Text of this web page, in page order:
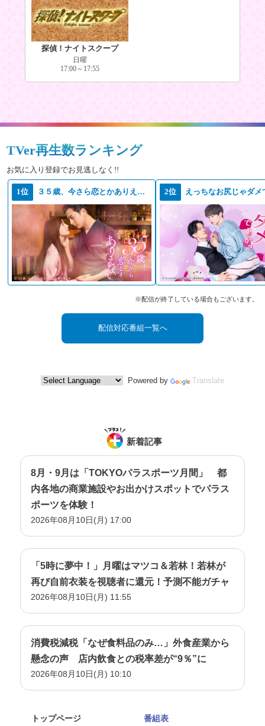
探偵！ナイトスクープ
日曜
17:00～17:55
TVer再生数ランキング
お気に入り登録でお見逃しなく!!
1位 ３５歳、今さら恋とかありえない 2位 えっちなお尻じゃダメ
※配信が終了している場合もございます。
配信対応番組一覧へ
Powered by Translate
新着記事
8月・9月は「TOKYOパラスポーツ月間」 都
内各地の商業施設やお出かけスポットでパラス
ポーツを体験！
2026年08月10日(月) 17:00
「5時に夢中！」月曜はマツコ＆若林！若林が
再び自前衣装を視聴者に還元！予測不能ガチャ
2026年08月10日(月) 11:55
消費税減税「なぜ食料品のみ…」外食産業から
懸念の声 店内飲食との税率差が“9％”に
2026年08月10日(月) 10:10
トップページ 番組表